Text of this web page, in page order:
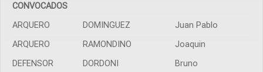
CONVOCADOS
ARQUERO
DOMINGUEZ
Juan Pablo
ARQUERO
RAMONDINO
Joaquin
DEFENSOR
DORDONI
Bruno